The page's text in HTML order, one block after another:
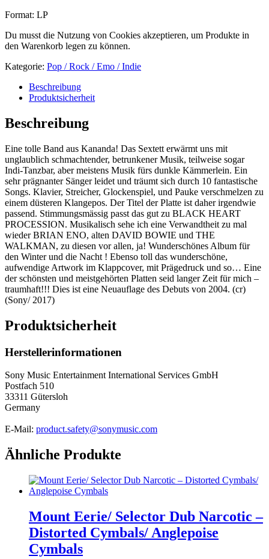
Format: LP
Du musst die Nutzung von Cookies akzeptieren, um Produkte in
den Warenkorb legen zu können.
Kategorie: Pop / Rock / Emo / Indie
Beschreibung
Produktsicherheit
Beschreibung
Eine tolle Band aus Kananda! Das Sextett erwärmt uns mit
unglaublich schmachtender, betrunkener Musik, teilweise sogar
Indi-Tanzbar, aber meistens Musik fürs dunkle Kämmerlein. Ein
sehr prägnanter Sänger leidet und träumt sich durch 10 fantastische
Songs. Klavier, Streicher, Glockenspiel, und Pauke verschmelzen zu
einem düsteren Klangepos. Der Titel der Platte ist daher irgendwie
passend. Stimmungsmässig passt das gut zu BLACK HEART
PROCESSION. Musikalisch sehe ich eine Verwandtheit zu mal
wieder BRIAN ENO, alten DAVID BOWIE und THE
WALKMAN, zu diesen vor allen, ja! Wunderschönes Album für
den Winter und die Nacht ! Ebenso toll das wunderschöne,
aufwendige Artwork im Klappcover, mit Prägedruck und so… Eine
der schönsten und meistgehörten Platten seid langer Zeit für mich –
traumhaft!!! Dies ist eine Neuauflage des Debuts von 2004. (cr)
(Sony/ 2017)
Produktsicherheit
Herstellerinformationen
Sony Music Entertainment International Services GmbH
Postfach 510
33311 Gütersloh
Germany
E-Mail: product.safety@sonymusic.com
Ähnliche Produkte
Mount Eerie/ Selector Dub Narcotic –
Distorted Cymbals/ Anglepoise
Cymbals